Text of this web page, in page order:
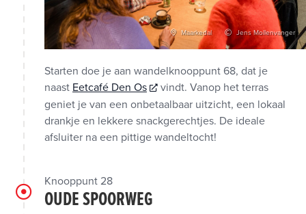
Maarkedal Jens Mollenvanger
Starten doe je aan wandelknooppunt 68, dat je
naast Eetcafé Den Os
vindt. Vanop het terras
geniet je van een onbetaalbaar uitzicht, een lokaal
drankje en lekkere snackgerechtjes. De ideale
afsluiter na een pittige wandeltocht!
Knooppunt 28
OUDE SPOORWEG